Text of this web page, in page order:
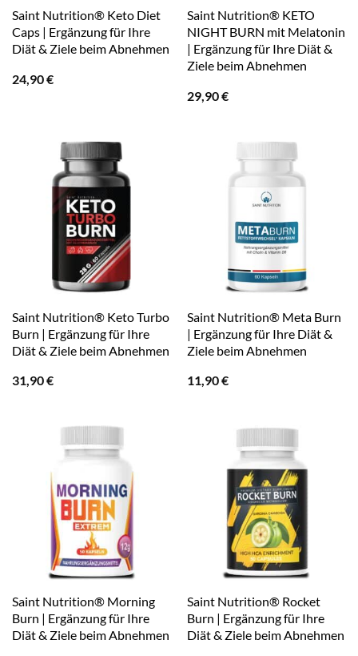
Saint Nutrition® Keto Diet
Caps | Ergänzung für Ihre
Diät & Ziele beim Abnehmen
24,90€
Saint Nutrition® KETO
NIGHT BURN mit Melatonin
| Ergänzung für Ihre Diät &
Ziele beim Abnehmen
29,90€
Saint Nutrition® Keto Turbo
Burn | Ergänzung für Ihre
Diät & Ziele beim Abnehmen
31,90€
Saint Nutrition® Meta Burn
| Ergänzung für Ihre Diät &
Ziele beim Abnehmen
11,90€
Saint Nutrition® Morning
Burn | Ergänzung für Ihre
Diät & Ziele beim Abnehmen
Saint Nutrition® Rocket
Burn | Ergänzung für Ihre
Diät & Ziele beim Abnehmen